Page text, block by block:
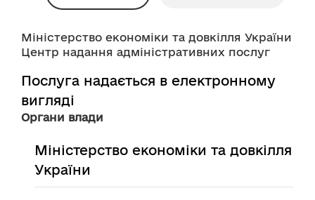
Міністерство економіки та довкілля України
Центр надання адміністративних послуг
Послуга надається в електронному
вигляді
Органи влади
Міністерство економіки та довкілля
України